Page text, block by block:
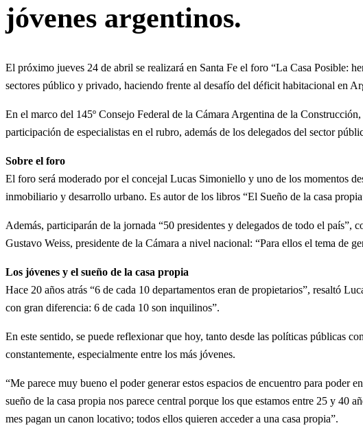
jóvenes argentinos.
El próximo jueves 24 de abril se realizará en Santa Fe el foro “La Casa Posible:
sectores público y privado, haciendo frente al desafío del déficit habitacional en
En el marco del 145º Consejo Federal de la Cámara Argentina de la
participación de especialistas en el rubro, además de los delegados del sector
Sobre el foro
El foro será moderado por el concejal Lucas Simoniello y uno de los momentos
inmobiliario y desarrollo urbano. Es autor de los libros “El Sueño de la casa
Además, participarán de la jornada “50 presidentes y delegados de todo el
Gustavo Weiss, presidente de la Cámara a nivel nacional: “Para ellos el tema de
Los jóvenes y el sueño de la casa propia
Hace 20 años atrás “6 de cada 10 departamentos eran de propietarios”, resaltó
con gran diferencia: 6 de cada 10 son inquilinos”.
En este sentido, se puede reflexionar que hoy, tanto desde las políticas públicas
constantemente, especialmente entre los más jóvenes.
“Me parece muy bueno el poder generar estos espacios de encuentro para poder
sueño de la casa propia nos parece central porque los que estamos entre 25 y 40
mes pagan un canon locativo; todos ellos quieren acceder a una casa propia”.